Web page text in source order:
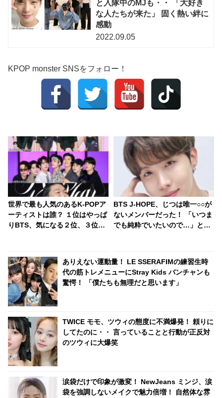
と入隊中のMJも・・ 「大好き
な人たちが来た」 固く熱い絆に
感動
2022.09.05
KPOP monster SNSをフォロー！
世界で最も人気のあるK-POPア
ーティストは誰？ １位はやっぱ
りBTS、気になる２位、３位
ン！ 各国の個性あふれるデータ
に注目殺到
BTS J-HOPE、じつは唯一○○が
ないメンバーだった！ 「いつま
でも純粋でいたいので…」とい
撃・・ 予想だにしない展開を迎
えたかわいすぎるやりとりにフ
ァン爆笑
ありえない運動量！ LE SSERAFIMの練習生時
代の筋トレメニューにStray Kids バンチャンも
驚愕！ 「僕たちも無理だと思います」
TWICE モモ、ツウィの態度に不満爆発！ 頼りに
してたのに・・ 言っていることと行動が正反対
のツウィに大爆笑
涙袋だけで印象が激変！ NewJeans ミンジ、涙
袋を強調しないメイクで魅力倍増！ 自然体な雰